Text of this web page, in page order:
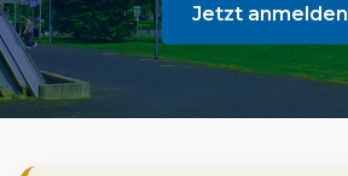
Jetzt anmelden